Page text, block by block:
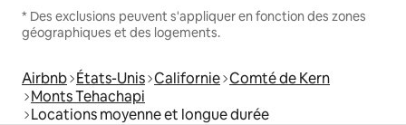
* Des exclusions peuvent s'appliquer en fonction des zones
géographiques et des logements.
Airbnb États-Unis Californie Comté de Kern
Monts Tehachapi
Locations moyenne et longue durée